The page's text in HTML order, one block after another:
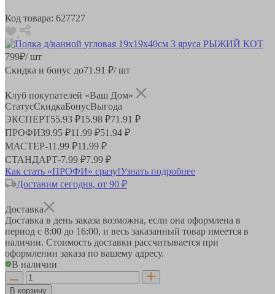
Код товара: 627727
799₽/ шт
Скидка и бонус до71.91 ₽/ шт
Клуб покупателей «Ваш Дом»
СтатусСкидкаБонусВыгода
ЭКСПЕРТ55.93 ₽15.98 ₽71.91 ₽
ПРОФИ39.95 ₽11.99 ₽51.94 ₽
МАСТЕР-11.99 ₽11.99 ₽
СТАНДАРТ-7.99 ₽7.99 ₽
Как стать «ПРОФИ» сразу!Узнать подробнее
Доставим сегодня, от 90 ₽
Доставка
Доставка в день заказа возможна, если она оформлена в
период с 8:00 до 16:00, и весь заказанный товар имеется в
наличии. Стоимость доставки рассчитывается при
оформлении заказа по вашему адресу.
В наличии
В корзину